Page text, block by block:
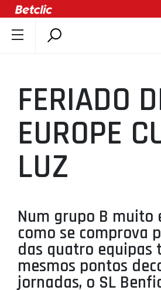
ÚLTIMAS
COMPETIÇÕES
ASSOCIAÇÕES
CLUBES
AGENTES
SELEÇÕES
MINIBASQUETE
ÁREA TÉCNICA
PROJETOS
FERIADO
EUROPE
LUZ
Num grupo B muito
como se comprova
das quatro equipas
mesmos pontos
jornadas, o SL